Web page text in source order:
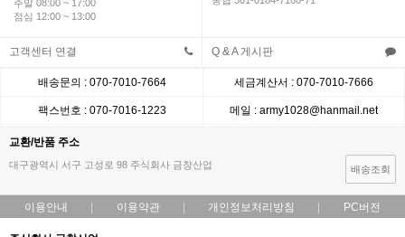
주말 08:00 ~ 17:00
점심 12:00 ~ 13:00
고객센터 연결 Q & A 게시판
배송문의 : 070-7010-7664 세금계산서 : 070-7010-7666
팩스번호 : 070-7016-1223 메일 : army1028@hanmail.net
교환/반품 주소
대구광역시 서구 고성로 98 주식회사 금창산업 배송조회
이용안내 이용약관 개인정보처리방침 PC버전